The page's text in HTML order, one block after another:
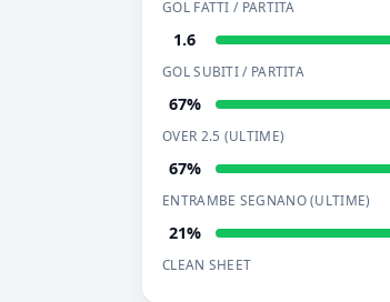
GOL FATTI / PARTITA
1.6
GOL SUBITI / PARTITA
67%
OVER 2.5 (ULTIME)
67%
ENTRAMBE SEGNANO (ULTIME)
21%
CLEAN SHEET